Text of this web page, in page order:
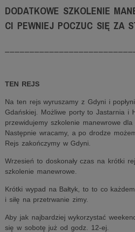
DODATKOWE SZKOLENIE
CI PEWNIEJ POCZUC SIĘ ZA
TEN REJS
Na ten rejs wyruszamy z Gdyni i
Gdańskiej. Możliwe porty to Jastarnia i
przewidujemy szkolenie manewrowe dla
Następnie wracamy, a po drodze
Rejs zakończymy w Gdyni.
Wrzesień to doskonały czas na krótki
szkolenie manewrowe.
Krótki wypad na Bałtyk, to to co
i siłę na przetrwanie zimy.
Aby jak najbardziej wykorzystać
się w sobotę już od godz. 12-ej.